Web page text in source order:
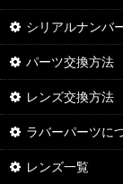
ストレートジャケ
ストレートジャケ
スカー
スカルペル
シリアルナンバ
パーツ交換方法
レンズ交換方法
ラバーパーツに
レンズ一覧